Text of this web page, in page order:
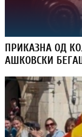
ПРИКАЗНА ОД
АШКОВСКИ